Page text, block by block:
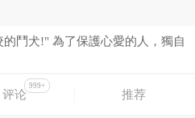
鬥犬!" 為了保護心愛的人，獨自
评论
999+
推荐